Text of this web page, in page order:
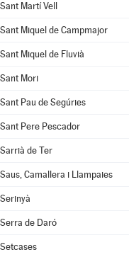
Sant Martí Vell
Sant Miquel de Campmajor
Sant Miquel de Fluvià
Sant Mori
Sant Pau de Segúries
Sant Pere Pescador
Sarrià de Ter
Saus, Camallera i Llampaies
Serinyà
Serra de Daró
Setcases